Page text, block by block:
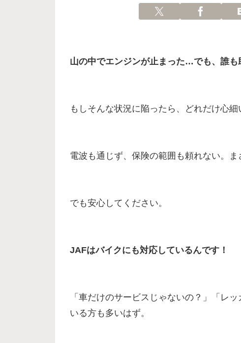
山の中でエンジンが止まった…でも、誰も
もしそんな状況に陥ったら、どれだけ心細
電波も通じず、保険の範囲も頼れない。ま
でも安心してください。
JAFはバイクにも対応しているんです！
「車だけのサービスじゃないの？」「レ
いる方も多いはず。